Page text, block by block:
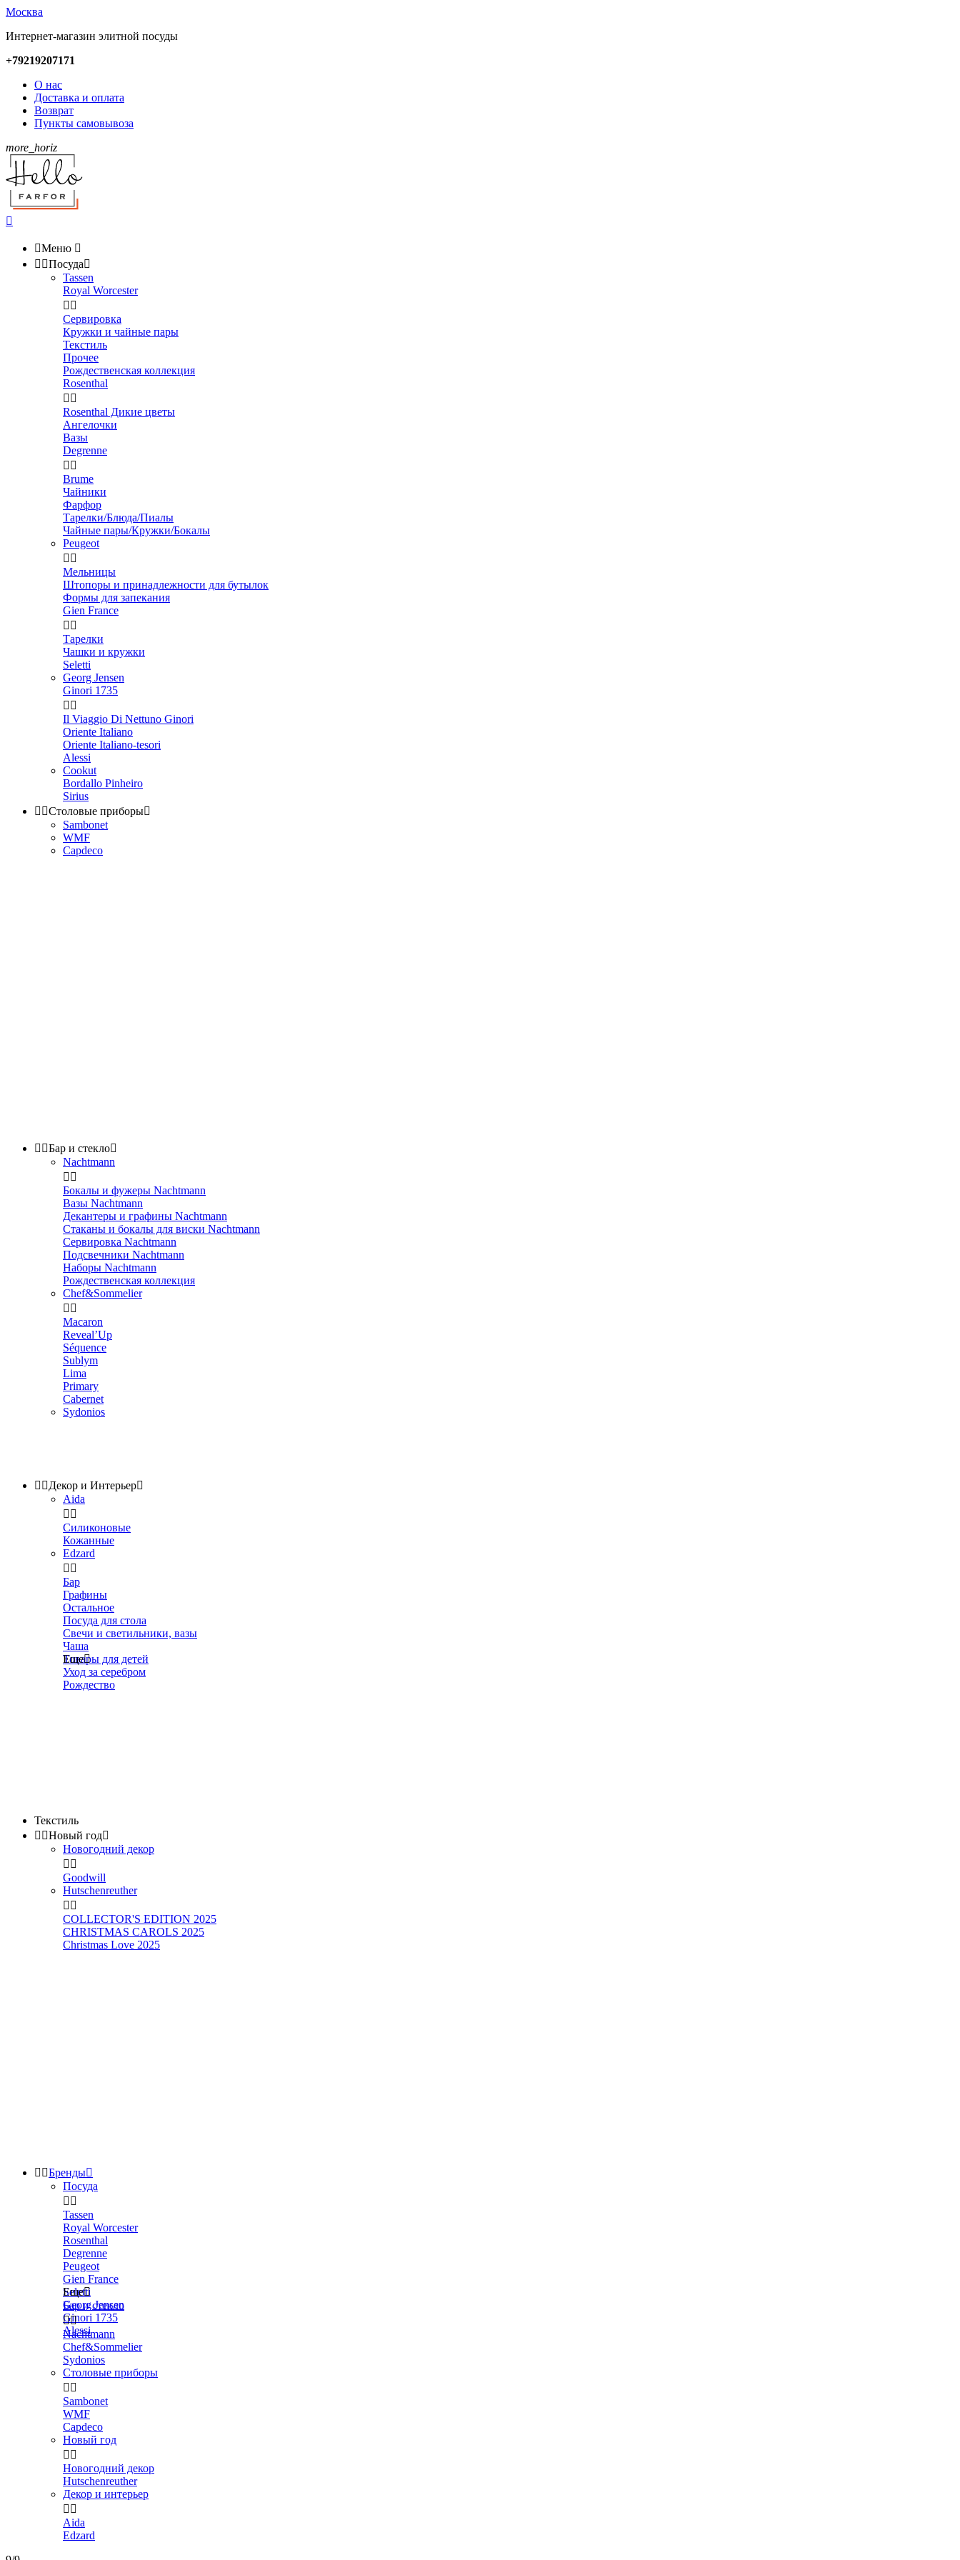
Москва
Интернет-магазин элитной посуды
+79219207171
О нас
Доставка и оплата
Возврат
Пункты самовывоза
more_horiz

Меню 
 Посуда
Tassen
Royal Worcester
 
Сервировка
Кружки и чайные пары
Текстиль
Прочее
Рождественская коллекция
Rosenthal
 
Rosenthal Дикие цветы
Ангелочки
Вазы
Degrenne
 
Brume
Чайники
Фарфор
Тарелки/Блюда/Пиалы
Чайные пары/Кружки/Бокалы
Peugeot
 
Мельницы
Штопоры и принадлежности для бутылок
Формы для запекания
Gien France
 
Тарелки
Чашки и кружки
Seletti
Georg Jensen
Ginori 1735
 
Il Viaggio Di Nettuno Ginori
Oriente Italiano
Oriente Italiano-tesori
Alessi
Cookut
Bordallo Pinheiro
Sirius
 Столовые приборы
Sambonet
WMF
Capdeco
 Бар и стекло
Nachtmann
 
Бокалы и фужеры Nachtmann
Вазы Nachtmann
Декантеры и графины Nachtmann
Стаканы и бокалы для виски Nachtmann
Сервировка Nachtmann
Подсвечники Nachtmann
Наборы Nachtmann
Рождественская коллекция
Chef&Sommelier
 
Macaron
Reveal’Up
Séquence
Sublym
Lima
Primary
Cabernet
Sydonios
 Декор и Интерьер
Aida
 
Силиконовые
Кожанные
Edzard
 
Бар
Графины
Остальное
Посуда для стола
Свечи и светильники, вазы
Чаша
Товары для детей
Уход за серебром
Рождество
Еще
Текстиль
 Новый год
Новогодний декор
 
Goodwill
Hutschenreuther
 
COLLECTOR'S EDITION 2025
CHRISTMAS CAROLS 2025
Christmas Love 2025
 Бренды
Посуда
 
Tassen
Royal Worcester
Rosenthal
Degrenne
Peugeot
Gien France
Seletti
Georg Jensen
Ginori 1735
Alessi
Еще
Бар и стекло

Nachtmann
Chef&Sommelier
Sydonios
Столовые приборы
 
Sambonet
WMF
Capdeco
Новый год
 
Новогодний декор
Hutschenreuther
Декор и интерьер
 
Aida
Edzard